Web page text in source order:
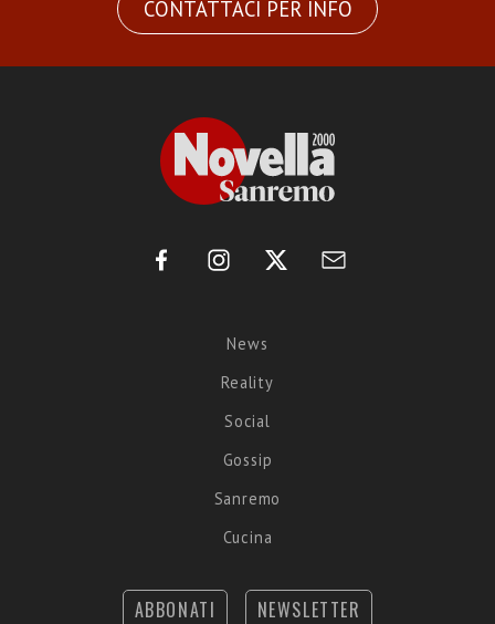
CONTATTACI PER INFO
News
Reality
Social
Gossip
Sanremo
Cucina
ABBONATI NEWSLETTER